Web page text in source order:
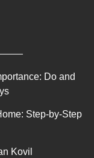
Do and
Step-by-Step
Kovil